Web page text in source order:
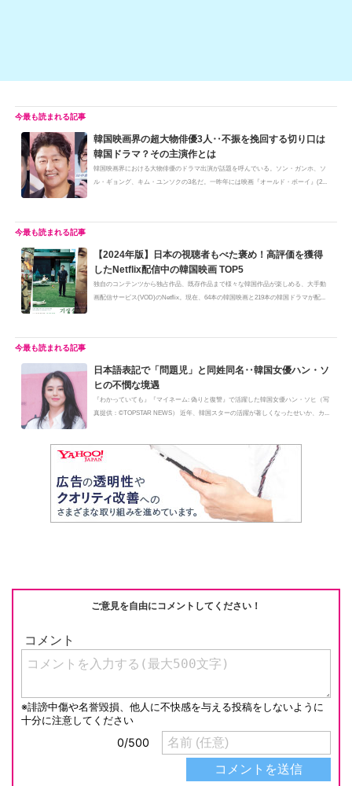
【2024年版】日本の視聴者もべた褒め！高評価を獲得
したNetflix配信中の韓国映画 TOP5
独自のコンテンツから独占作品、既存作品まで様々な韓国作品が楽しめる、大手動
日本語表記で「問題児」と同姓同名‥韓国女優ハン・ソ
ヒの不憫な境遇
『わかっていても』『マイネーム: 偽りと復讐』で活躍した韓国女優ハン・ソヒ（写
ご意見を自由にコメントしてください！
記事に関するご意見や情報提供はこちらのフォームをご利
用ください。